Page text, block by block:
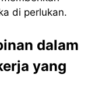
di perlukan.
dalam
yang